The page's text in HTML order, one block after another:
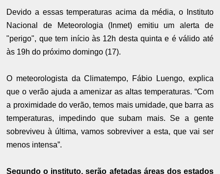
Devido a essas temperaturas acima da média, o Instituto
Nacional de Meteorologia (Inmet) emitiu um alerta de
"perigo", que tem início às 12h desta quinta e é válido até
às 19h do próximo domingo (17).
O meteorologista da Climatempo, Fábio Luengo, explica
que o verão ajuda a amenizar as altas temperaturas. “Com
a proximidade do verão, temos mais umidade, que barra as
temperaturas, impedindo que subam mais. Se a gente
sobreviveu à última, vamos sobreviver a esta, que vai ser
menos intensa”.
Segundo o instituto, serão afetadas áreas dos estados